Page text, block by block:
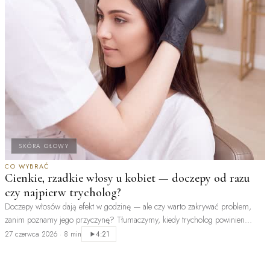
SKÓRA GŁOWY
CO WYBRAĆ
Cienkie, rzadkie włosy u kobiet — doczepy od razu
czy najpierw trycholog?
Doczepy włosów dają efekt w godzinę — ale czy warto zakrywać problem,
zanim poznamy jego przyczynę? Tłumaczymy, kiedy trycholog powinien
być…
27 czerwca 2026 · 8 min 4:21